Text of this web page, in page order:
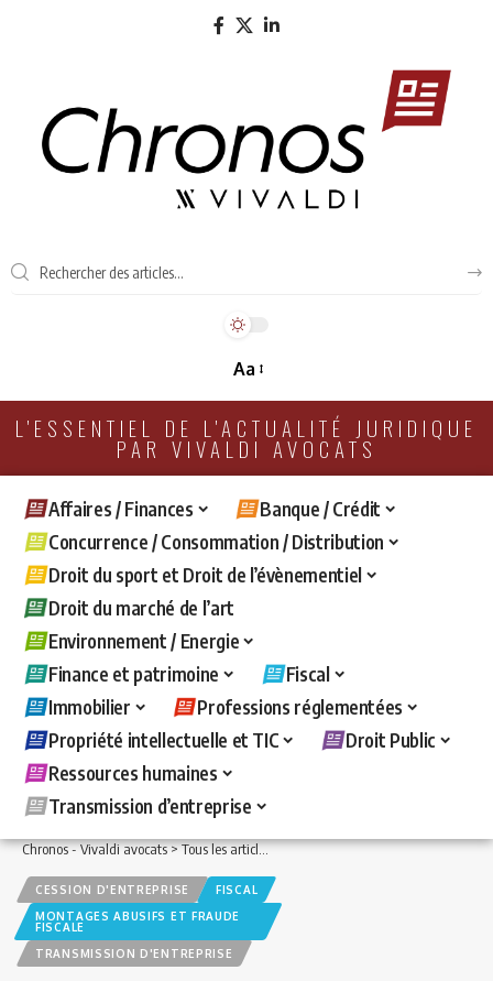
Aa
L'ESSENTIEL DE L'ACTUALITÉ JURIDIQUE
PAR VIVALDI AVOCATS
Affaires / Finances
Banque / Crédit
Concurrence / Consommation / Distribution
Droit du sport et Droit de l’évènementiel
Droit du marché de l’art
Environnement / Energie
Finance et patrimoine
Fiscal
Immobilier
Professions réglementées
Propriété intellectuelle et TIC
Droit Public
Ressources humaines
Transmission d’entreprise
Chronos - Vivaldi avocats>Tous les articles >Transmission d'entreprise>
CESSION D'ENTREPRISE
FISCAL
MONTAGES ABUSIFS ET FRAUDE
FISCALE
TRANSMISSION D'ENTREPRISE